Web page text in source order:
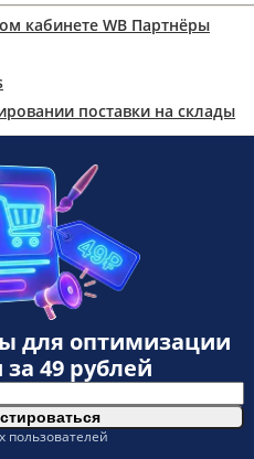
кабинете WB Партнёры
поставки на склады
для оптимизации
за 49 рублей
пользователей